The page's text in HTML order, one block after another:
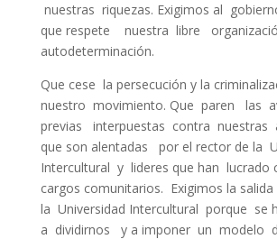
nuestras riquezas. Exigimos al
que respete nuestra libre
autodeterminación.
Que cese la persecución y la
nuestro movimiento. Que paren las
previas interpuestas contra nuestras
que son alentadas por el rector de la
Intercultural y lideres que han
cargos comunitarios. Exigimos la
la Universidad Intercultural porque se
a dividirnos y a imponer un modelo